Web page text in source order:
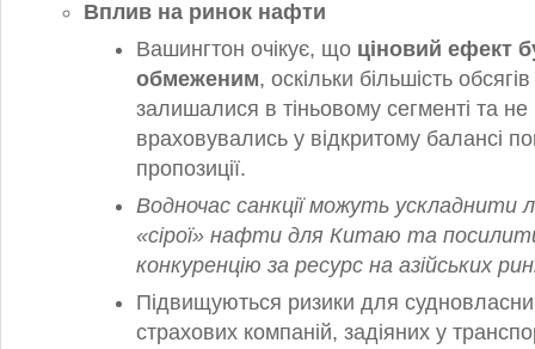
Вплив на ринок нафти
Вашингтон очікує, що ціновий ефект
обмеженим, оскільки більшість обсягів
залишалися в тіньовому сегменті та не
враховувались у відкритому балансі
пропозиції.
Водночас санкції можуть ускладнити
«сірої» нафти для Китаю та
конкуренцію за ресурс на азійських
Підвищуються ризики для
страхових компаній, задіяних у